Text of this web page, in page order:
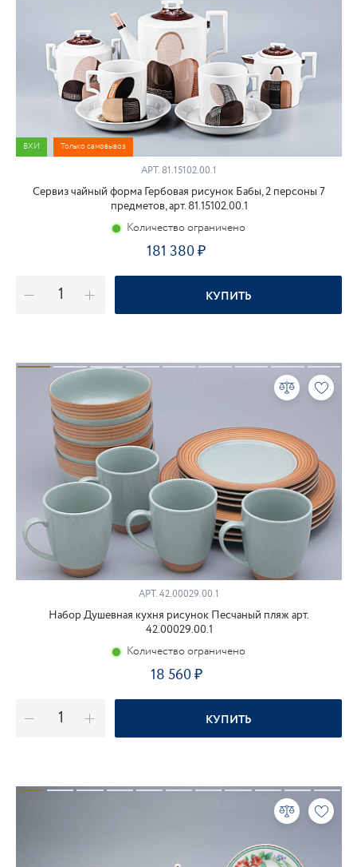
ВХИ Только самовывоз
АРТ. 81.15102.00.1
Сервиз чайный форма Гербовая рисунок Бабы, 2 персоны 7
предметов, арт. 81.15102.00.1
Количество ограничено
181 380
КУПИТЬ
АРТ.42.00029.00.1
Набор Душевная кухня рисунок Песчаный пляж арт.
42.00029.00.1
Количество ограничено
18 560
КУПИТЬ